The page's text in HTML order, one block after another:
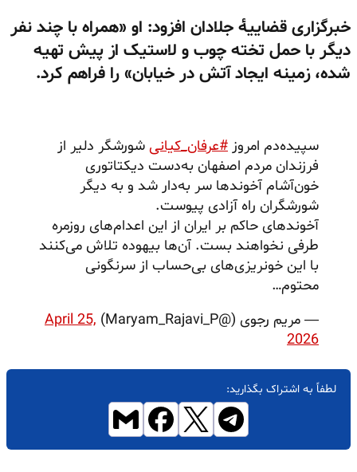
خبرگزاری قضاییهٔ جلادان افزود: او «همراه با چند نفر
دیگر با حمل تخته چوب و لاستیک از پیش تهیه
شده، زمینه ایجاد آتش در خیابان» را فراهم کرد.
سپیده‌دم امروز #عرفان_کیانی شورشگر دلیر از
فرزندان مردم اصفهان به‌دست دیکتاتوری
خون‌آشام آخوندها سر به‌دار شد و به دیگر
شورشگران راه آزادی پیوست.
آخوندهای حاکم بر ایران از این اعدام‌های روزمره
طرفی نخواهند بست. آن‌ها بیهوده تلاش می‌کنند
با این خونریزی‌های بی‌حساب از سرنگونی
محتوم…
— مریم رجوی (@Maryam_Rajavi_P)
April 25,
2026
لطفاً به اشتراک بگذارید: